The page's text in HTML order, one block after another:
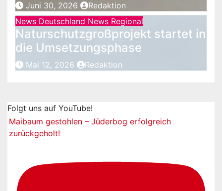
Juni 30, 2026
Redaktion
News Deutschland News Regional
Naturschutzgroßprojekt startet in
die Umsetzungsphase
Mai 12, 2026 Redaktion
Folgt uns auf YouTube!
Maibaum gestohlen – Jüderbog erfolgreich
zurückgeholt!